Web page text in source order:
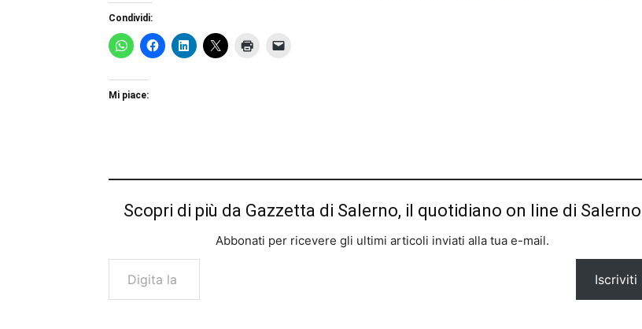
Condividi:
Mi piace:
Scopri di più da Gazzetta di Salerno, il quotidiano on line di Salerno
Abbonati per ricevere gli ultimi articoli inviati alla tua e-mail.
Digita la tua e-mail...
Iscriviti